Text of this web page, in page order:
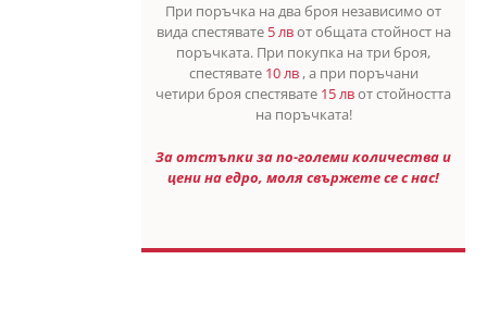
При поръчка на два броя независимо от
вида спестявате 5 лвот общата стойност на
поръчката. При покупка на три броя,
спестявате 10 лв , а при поръчани
четири броя спестявате 15 лвот стойността
на поръчката!
За отстъпки за по-големи количества и
цени на едро, моля свържете се с нас!